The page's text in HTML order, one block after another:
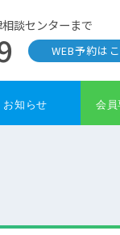
談センターまで
WEB予約は
お知らせ 会員